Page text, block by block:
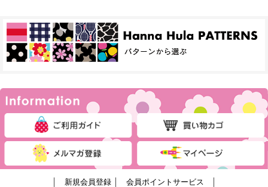
新規会員登録│ 会員ポイントサービス